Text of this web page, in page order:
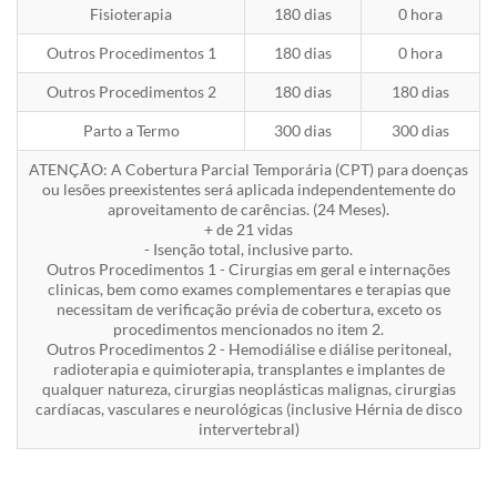
Fisioterapia 180 dias 0 hora
Outros Procedimentos 1 180 dias 0 hora
Outros Procedimentos 2 180 dias 180 dias
Parto a Termo 300 dias 300 dias
ATENÇÃO: A Cobertura Parcial Temporária (CPT) para doenças
ou lesões preexistentes será aplicada independentemente do
aproveitamento de carências. (24 Meses).
+ de 21 vidas
- Isenção total, inclusive parto.
Outros Procedimentos 1 - Cirurgias em geral e internações
clinicas, bem como exames complementares e terapias que
necessitam de verificação prévia de cobertura, exceto os
procedimentos mencionados no item 2.
Outros Procedimentos 2 - Hemodiálise e diálise peritoneal,
radioterapia e quimioterapia, transplantes e implantes de
qualquer natureza, cirurgias neoplásticas malignas, cirurgias
cardíacas, vasculares e neurológicas (inclusive Hérnia de disco
intervertebral)